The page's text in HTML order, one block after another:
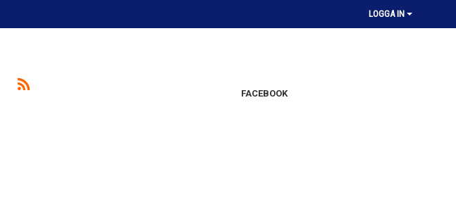
LOGGA IN
FACEBOOK